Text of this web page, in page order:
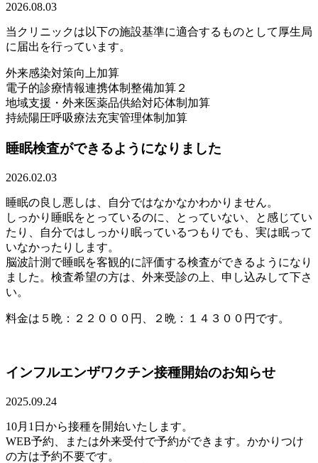
2026.08.03
当クリニックは以下の施設基準に適合するものとして厚生局
に届出を行っています。
外来感染対策向上加算
電子的診療情報連携体制整備加算２
地域支援・外来医薬品供給対応体制加算
持続陽圧呼吸療法充実管理体制加算
睡眠検査ができるようになりました
2026.02.03
睡眠の良し悪しは、自分ではなかなかわかりません。
しっかり睡眠をとっているのに、とっていない、と感じてい
たり、
自分ではしっかり眠っているつもりでも、 実は眠って
いなかったりします。
脳波計測で睡眠を客観的に評価する検査ができるようになり
ました 。検査希望の方は、外来受診の上、申し込みして下さ
い。
料金は５晩：２２０００円、２晩：１４３００円です。
インフルエンザワクチン接種開始のお知らせ
2025.09.24
10月1日から接種を開始いたします。
WEB予約、または外来受付で予約ができます。かかりつけ
の方は予約不要です。